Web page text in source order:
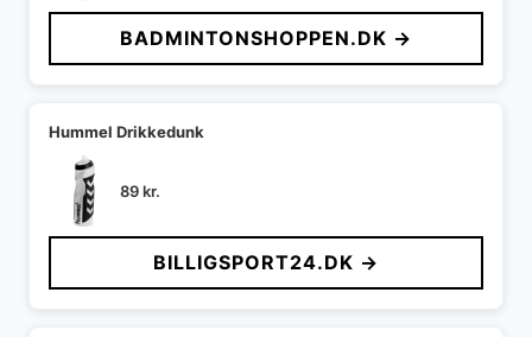
BADMINTONSHOPPEN.DK →
Hummel Drikkedunk
89kr.
BILLIGSPORT24.DK →